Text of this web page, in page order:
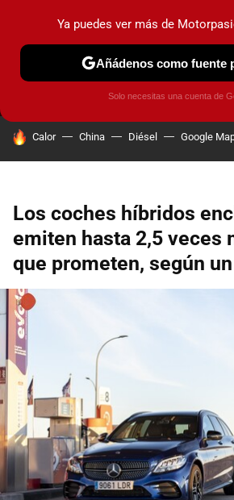
MENÚ
COCHES ELÉCTRICOS
HOY SE HABLA DE
Calor China Diésel Google
Los coches híbridos
emiten hasta 2,5 veces
que prometen, según
Ya puedes ver más de
Añádenos como fuente
Solo necesitas una cuenta de